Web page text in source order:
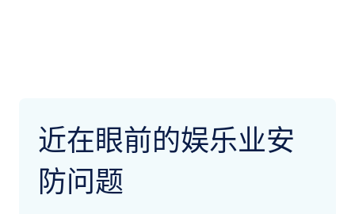
近在眼前的娱乐业安
防问题